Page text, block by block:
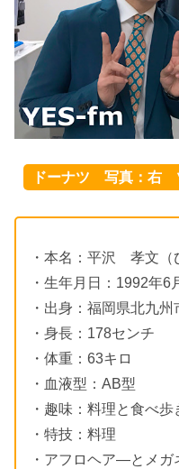
ドーナツ 写真：右
・本名：平沢 孝文（
・生年月日：1992年6
・出身：福岡県北九州
・身長：178センチ
・体重：63キロ
・血液型：AB型
・趣味：料理と食べ歩
・特技：料理
・アフロヘア―とメガ